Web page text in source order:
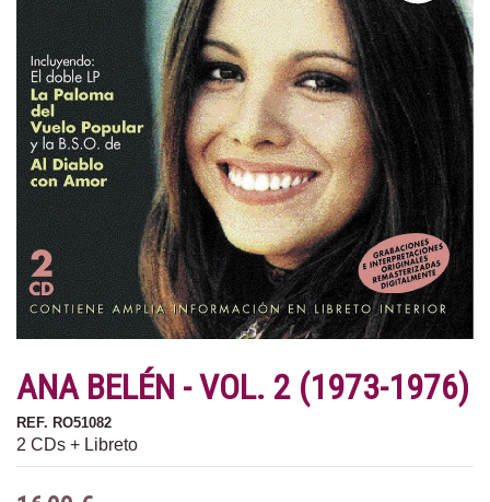
ANA BELÉN - VOL. 2 (1973-1976)
REF. RO51082
2 CDs + Libreto